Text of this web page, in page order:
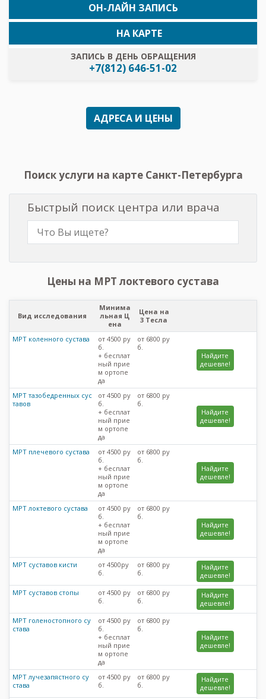
ОН-ЛАЙН ЗАПИСЬ
ЗАПИСЬ В ДЕНЬ ОБРАЩЕНИЯ
+7(812) 646-51-02
НА КАРТЕ
АДРЕСА И ЦЕНЫ
Поиск услуги на карте Санкт-Петербурга
Быстрый поиск центра или врача
Цены на МРТ локтевого сустава
Вид исследования
Минима
льная Ц
ена
Цена на
3 Тесла
МРТ коленного сустава
от 4500 ру
б.
+ бесплат
ный прие
м ортопе
да
от 6800 ру
б.
Найдите
дешевле!
МРТ тазобедренных сус
тавов
от 4500 ру
б.
+ бесплат
ный прие
м ортопе
да
от 6800 ру
б.
Найдите
дешевле!
МРТ плечевого сустава
от 4500 ру
б.
+ бесплат
ный прие
м ортопе
да
от 6800 ру
б.
Найдите
дешевле!
МРТ локтевого сустава
от 4500 ру
б.
+ бесплат
ный прие
м ортопе
да
от 6800 ру
б.
Найдите
дешевле!
МРТ суставов кисти
от 4500ру
б.
от 6800 ру
б.
Найдите
дешевле!
МРТ суставов стопы
от 4500 ру
б.
от 6800 ру
б.
Найдите
дешевле!
МРТ голеностопного су
става
от 4500 ру
б.
+ бесплат
ный прие
м ортопе
да
от 6800 ру
б.
Найдите
дешевле!
МРТ лучезапястного су
става
от 4500 ру
б.
от 6800 ру
б.
Найдите
дешевле!